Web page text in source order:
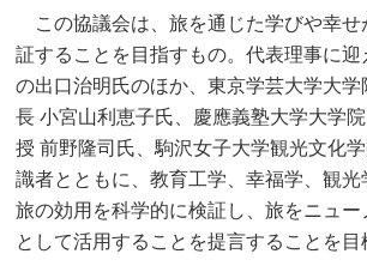
この協議会は、旅を通じた学びや幸せ
証することを目指すもの。代表理事に
の出口治明氏のほか、東京学芸大学大
長 小宮山利恵子氏、慶應義塾大学大学
授 前野隆司氏、駒沢女子大学観光文化
識者とともに、教育工学、幸福学、観
旅の効用を科学的に検証し、旅をニュ
として活用することを提言することを目